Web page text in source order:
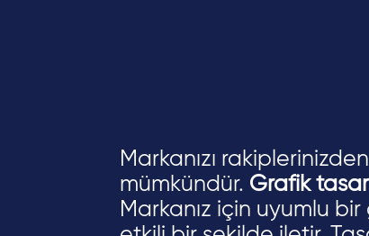
Hakkımızda
Markanızı
mümkündür. Grafik
Markanız için uyumlu